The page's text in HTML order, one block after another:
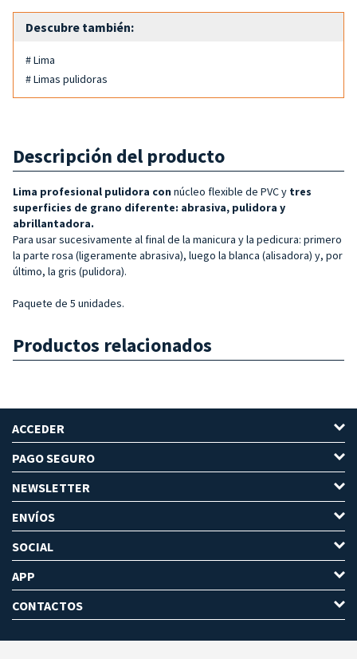
Descubre también:
# Lima
# Limas pulidoras
Descripción del producto
Lima profesional pulidora con núcleo flexible de PVC y tres
superficies de grano diferente: abrasiva, pulidora y
abrillantadora.
Para usar sucesivamente al final de la manicura y la pedicura: primero
la parte rosa (ligeramente abrasiva), luego la blanca (alisadora) y, por
último, la gris (pulidora).
Paquete de 5 unidades.
Productos relacionados
ACCEDER
PAGO SEGURO
NEWSLETTER
ENVÍOS
SOCIAL
APP
CONTACTOS